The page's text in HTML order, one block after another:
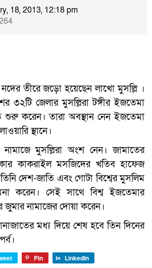
18, 2013, 12:18 pm
তীরে জড়ো হয়েছেন লাখো মুসল্লি ।
৩২টি জেলার মুসল্লিরা টঙ্গীর ইজতেমা
করেন। তারা অবস্থান নেন ইজতেমা
স্থানে।
নামাজে মুসল্লিরা অংশ নেন। জামাতের
কাকরাইল মসজিদের খতিব হাফেজ
দেশ-জাতি এবং গোটা বিশ্বের মুসলিম
করেন। সেই সাথে বিশ্ব ইজতেমার
নামাজের দোয়া করেন।
মধ্য দিয়ে শেষ হবে তিন দিনের
Pin
LinkedIn